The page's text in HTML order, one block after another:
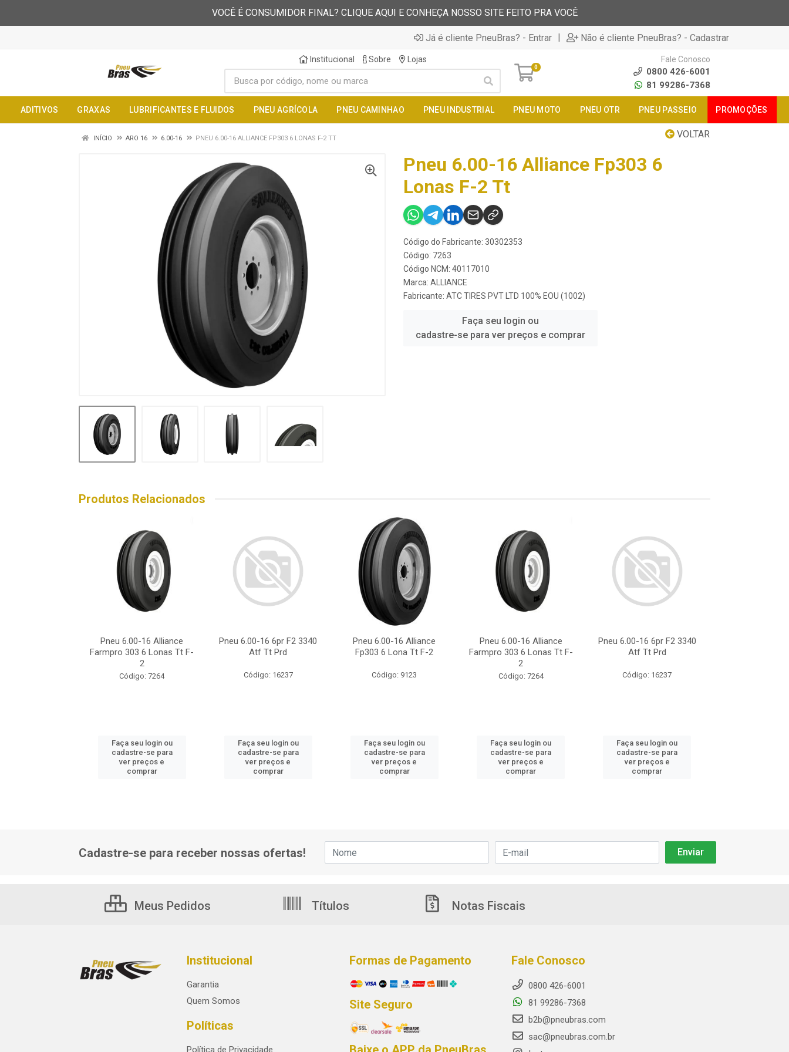
VOCÊ É CONSUMIDOR FINAL? CLIQUE AQUI E CONHEÇA NOSSO SITE FEITO PRA VOCÊ
Já é cliente PneuBras? - Entrar | Não é cliente PneuBras? - Cadastrar
Institucional Sobre Lojas
0
Fale Conosco
0800 426-6001
81 99286-7368
ADITIVOS GRAXAS LUBRIFICANTES E FLUIDOS PNEU AGRÍCOLA PNEU CAMINHAO PNEU INDUSTRIAL PNEU MOTO PNEU OTR PNEU PASSEIO PROMOÇÕES
VOLTAR
INÍCIO ARO 16 6.00-16 PNEU 6.00-16 ALLIANCE FP303 6 LONAS F-2 TT
Pneu 6.00-16 Alliance Fp303 6
Lonas F-2 Tt
Código do Fabricante: 30302353
Código: 7263
Código NCM: 40117010
Marca: ALLIANCE
Fabricante: ATC TIRES PVT LTD 100% EOU (1002)
Faça seu login ou
cadastre-se para ver preços e comprar
Produtos Relacionados
Pneu 6.00-16 Alliance
Farmpro 303 6 Lonas Tt F-
2
Código: 7264
Faça seu login ou
cadastre-se para
ver preços e
comprar
Pneu 6.00-16 6pr F2 3340
Atf Tt Prd
Código: 16237
Faça seu login ou
cadastre-se para
ver preços e
comprar
Pneu 6.00-16 Alliance
Fp303 6 Lona Tt F-2
Código: 9123
Faça seu login ou
cadastre-se para
ver preços e
comprar
Pneu 6.00-16 Alliance
Farmpro 303 6 Lonas Tt F-
2
Código: 7264
Faça seu login ou
cadastre-se para
ver preços e
comprar
Pneu 6.00-16 6pr F2 3340
Atf Tt Prd
Código: 16237
Faça seu login ou
cadastre-se para
ver preços e
comprar
Cadastre-se para receber nossas ofertas!
Meus Pedidos Títulos Notas Fiscais
Institucional
Garantia
Quem Somos
Políticas
Política de Privacidade
Formas de Pagamento
Site Seguro
Fale Conosco
0800 426-6001
81 99286-7368
b2b@pneubras.com
sac@pneubras.com.br